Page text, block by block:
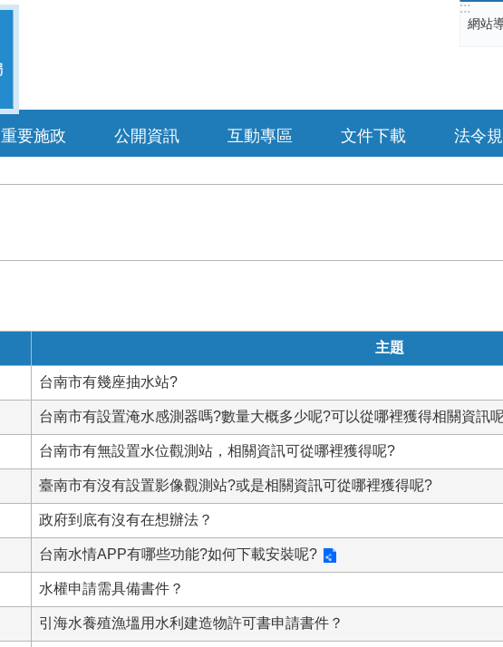
:::
網站
重要施政 公開資訊 互動專區 文件下載 法令
主題
台南市有幾座抽水站?
台南市有設置淹水感測器嗎?數量大概多少呢?可以從哪裡獲得相關資訊
台南市有無設置水位觀測站，相關資訊可從哪裡獲得呢?
臺南市有沒有設置影像觀測站?或是相關資訊可從哪裡獲得呢?
政府到底有沒有在想辦法？
台南水情APP有哪些功能?如何下載安裝呢?
水權申請需具備書件？
引海水養殖漁塭用水利建造物許可書申請書件？